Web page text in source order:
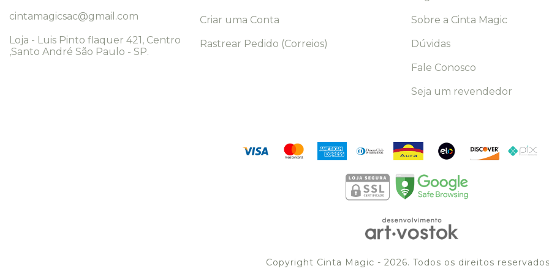
Sobre a Cinta Magic
Dúvidas
Fale Conosco
Seja um revendedor
Criar uma Conta
Rastrear Pedido (Correios)
cintamagicsac@gmail.com
Loja - Luis Pinto flaquer 421, Centro
,Santo André São Paulo - SP.
Copyright Cinta Magic - 2026. Todos os direitos